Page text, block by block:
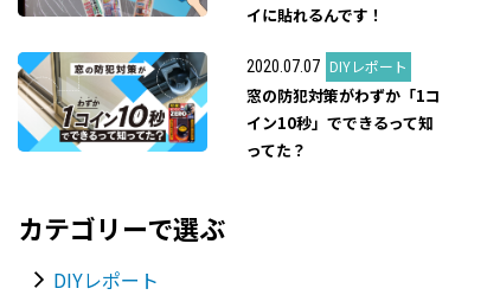
イに貼れるんです！
2020.07.07 DIYレポート
窓の防犯対策がわずか「1コ
イン10秒」でできるって知
ってた？
カテゴリーで選ぶ
DIYレポート